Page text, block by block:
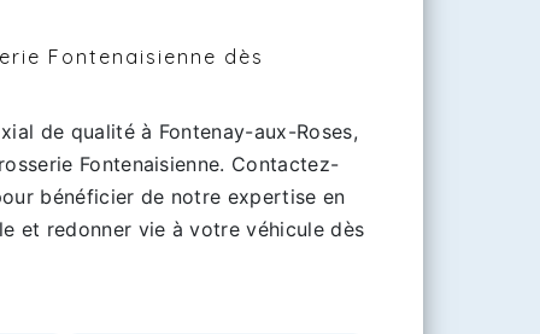
Fontenaisienne dès
de qualité à Fontenay-aux-Roses,
Fontenaisienne. Contactez-
bénéficier de notre expertise en
et redonner vie à votre véhicule dès